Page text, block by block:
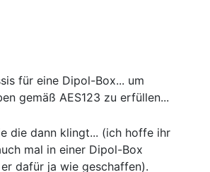
für eine Dipol-Box... um
gemäß AES123 zu erfüllen...
die dann klingt... (ich hoffe ihr
mal in einer Dipol-Box
dafür ja wie geschaffen).